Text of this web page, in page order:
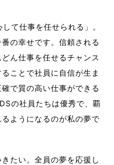
て仕事を任せられる」。
の幸せです。信頼される
ん仕事を任せるチャンス
ことで社員に自信が生ま
で質の高い仕事ができる
の社員たちは優秀で、覇
ようになるのが私の夢で
たい。全員の夢を応援し